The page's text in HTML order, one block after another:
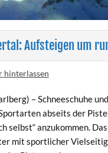
Aufsteigen um
hinterlassen
– Schneeschuhe
abseits der
selbst“ anzukommen.
mit sportlicher